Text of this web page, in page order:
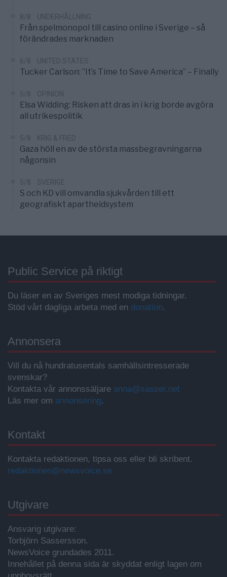
8/8 UNDERHÅLLNING
Från spelmonopol till casino online i Sverige – så
förändrades marknaden
6/8 UNITED STATES
Tucker Carlson: ”It’s Time to Save America” – Finally
5/8 OPINION
Elsa Widding: Risken att dras in i krig borde avgöra
all utrikespolitik
5/8 KRIG & FRED
Gaza höll en av de största massbegravningarna
någonsin
5/8 SVERIGE
S och KD vill omvandla sjukvården till ett
geografiskt apartheidsystem
Public Service på riktigt
Du läser en av Sveriges mest modiga tidningar.
Stöd vårt dagliga arbeta med en donation.
Annonsera
Vill du nå hundratusentals samhällsintresserade
svenskar?
Kontakta vår annonssäljare anna@sasser.net
Läs mer om annonsering.
Kontakt
Kontakta redaktionen, tipsa oss eller bli skribent.
redaktionen@newsvoice.se
Utgivare
Ansvarig utgivare:
Torbjörn Sassersson.
NewsVoice grundades 2011.
Innehållet på denna sida är skyddat enligt lagen om